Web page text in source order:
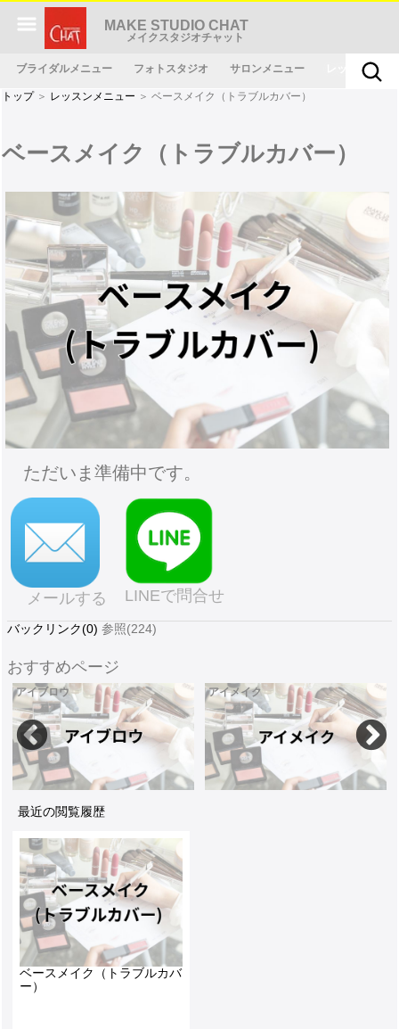
MAKE STUDIO CHAT
メイクスタジオチャット
ブライダルメニュー フォトスタジオ サロンメニュー レッスンメニ
トップ＞ レッスンメニュー ＞ ベースメイク（トラブルカバー）
ベースメイク（トラブルカバー）
ただいま準備中です。
メールする LINEで問合せ
バックリンク(0) 参照(224)
おすすめページ
アイブロウ アイメイク
最近の閲覧履歴
ベースメイク（トラブルカバ
ー）